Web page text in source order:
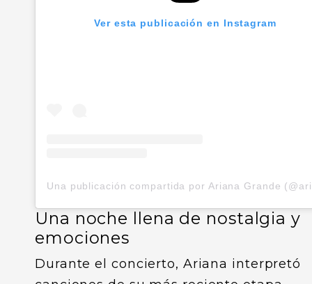
Ver esta publicación en Instagram
Una noche llena de nostalgia y
emociones
Durante el concierto, Ariana interpretó